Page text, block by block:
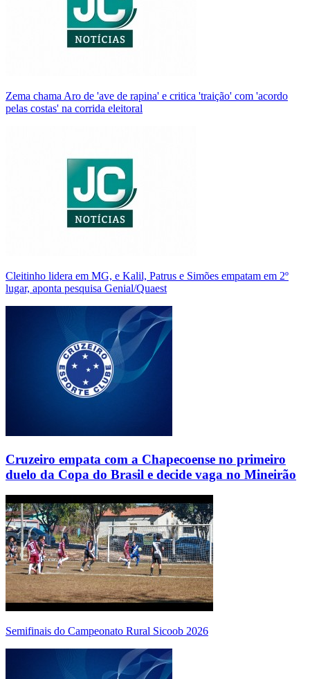
Zema chama Aro de 'ave de rapina' e critica 'traição' com 'acordo
pelas costas' na corrida eleitoral
Cleitinho lidera em MG, e Kalil, Patrus e Simões empatam em 2º
lugar, aponta pesquisa Genial/Quaest
Cruzeiro empata com a Chapecoense no primeiro
duelo da Copa do Brasil e decide vaga no Mineirão
Semifinais do Campeonato Rural Sicoob 2026